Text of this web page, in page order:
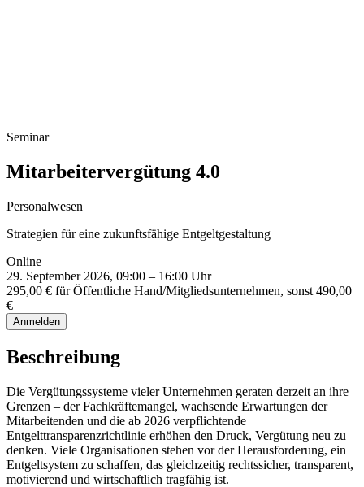
Seminar
Mitarbeitervergütung 4.0
Personalwesen
Strategien für eine zukunftsfähige Entgeltgestaltung
Online
29. September 2026, 09:00 – 16:00 Uhr
295,00 € für Öffentliche Hand/Mitgliedsunternehmen, sonst 490,00
€
Anmelden
Beschreibung
Die Vergütungssysteme vieler Unternehmen geraten derzeit an ihre
Grenzen – der Fachkräftemangel, wachsende Erwartungen der
Mitarbeitenden und die ab 2026 verpflichtende
Entgelttransparenzrichtlinie erhöhen den Druck, Vergütung neu zu
denken. Viele Organisationen stehen vor der Herausforderung, ein
Entgeltsystem zu schaffen, das gleichzeitig rechtssicher, transparent,
motivierend und wirtschaftlich tragfähig ist.